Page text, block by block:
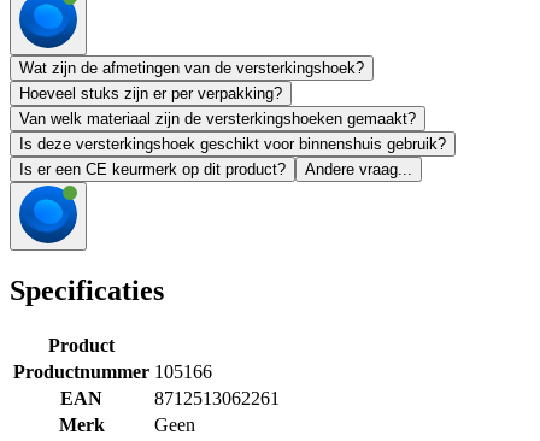
Wat zijn de afmetingen van de versterkingshoek?
Hoeveel stuks zijn er per verpakking?
Van welk materiaal zijn de versterkingshoeken gemaakt?
Is deze versterkingshoek geschikt voor binnenshuis gebruik?
Is er een CE keurmerk op dit product?
Andere vraag...
Specificaties
Product
Productnummer 105166
EAN
8712513062261
Merk
Geen